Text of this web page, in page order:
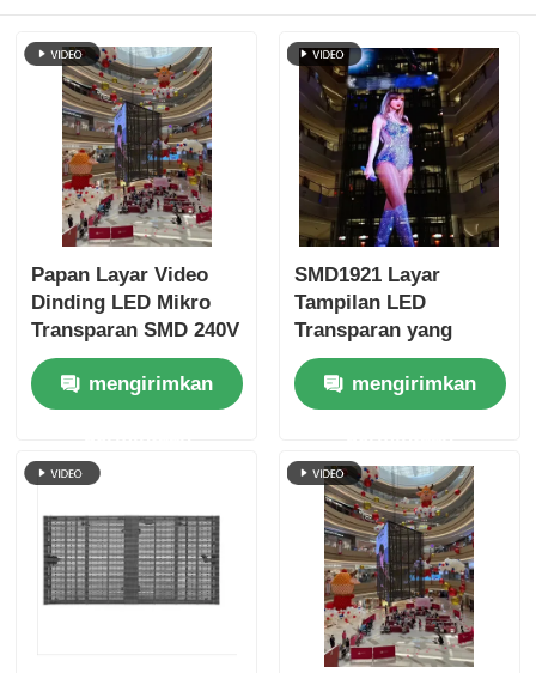
Papan Layar Video
Dinding LED Mikro
Transparan SMD 240V
mengirimkan
SMD1921 Layar
Tampilan LED
Transparan yang
Dapat Ditumpuk
untuk Ritelmengirimkan